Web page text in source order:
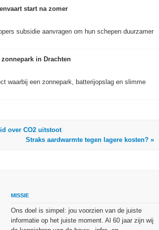
start na zomer
subsidie aanvragen om hun schepen duurzamer
in Drachten
waarbij een zonnepark, batterijopslag en slimme
over CO2 uitstoot
Straks aardwarmte tegen lagere kosten? »
MISSIE
Ons doel is simpel: jou voorzien van de juiste
informatie op het juiste moment. Al 60 jaar zijn wij